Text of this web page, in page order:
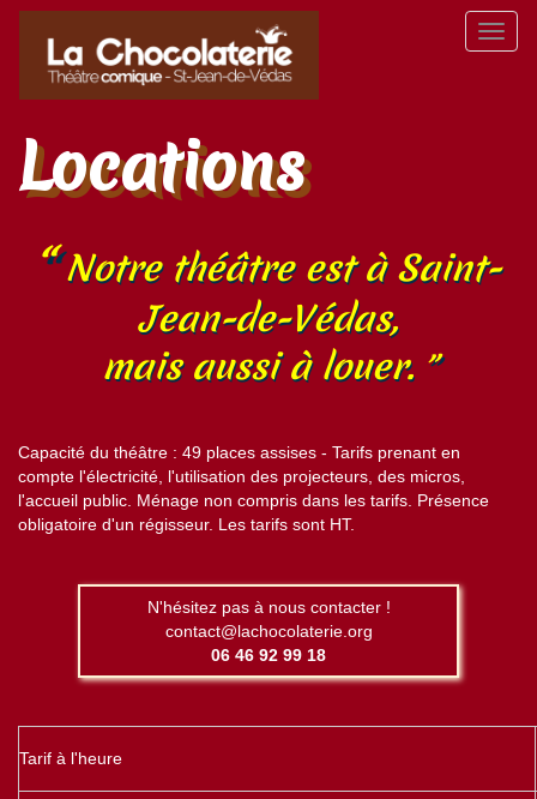
Aller
contenu
principal
Locations
Notre théâtre est à Saint-
Jean-de-Védas,
mais aussi à louer.
Capacité du théâtre : 49 places assises - Tarifs prenant en
compte l'électricité, l'utilisation des projecteurs, des micros,
l'accueil public. Ménage non compris dans les tarifs. Présence
obligatoire d'un régisseur. Les tarifs sont HT.
N'hésitez pas à nous contacter !
contact@lachocolaterie.org
06 46 92 99 18
Tarif à l'heure